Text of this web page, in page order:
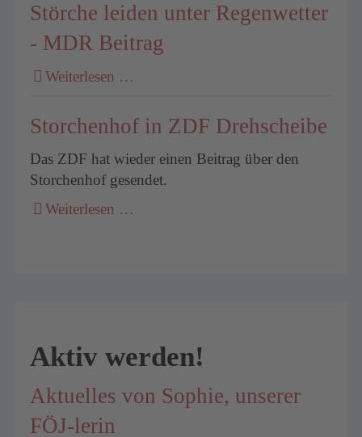
Störche leiden unter Regenwetter
- MDR Beitrag
Weiterlesen …
Storchenhof in ZDF Drehscheibe
Das ZDF hat wieder einen Beitrag über den
Storchenhof gesendet.
Weiterlesen …
Aktiv werden!
Aktuelles von Sophie, unserer
FÖJ-lerin